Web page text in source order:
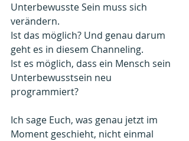
Unterbewusste Sein muss sich
verändern.
Ist das möglich? Und genau darum
geht es in diesem Channeling.
Ist es möglich, dass ein Mensch sein
Unterbewusstsein neu
programmiert?
Ich sage Euch, was genau jetzt im
Moment geschieht, nicht einmal